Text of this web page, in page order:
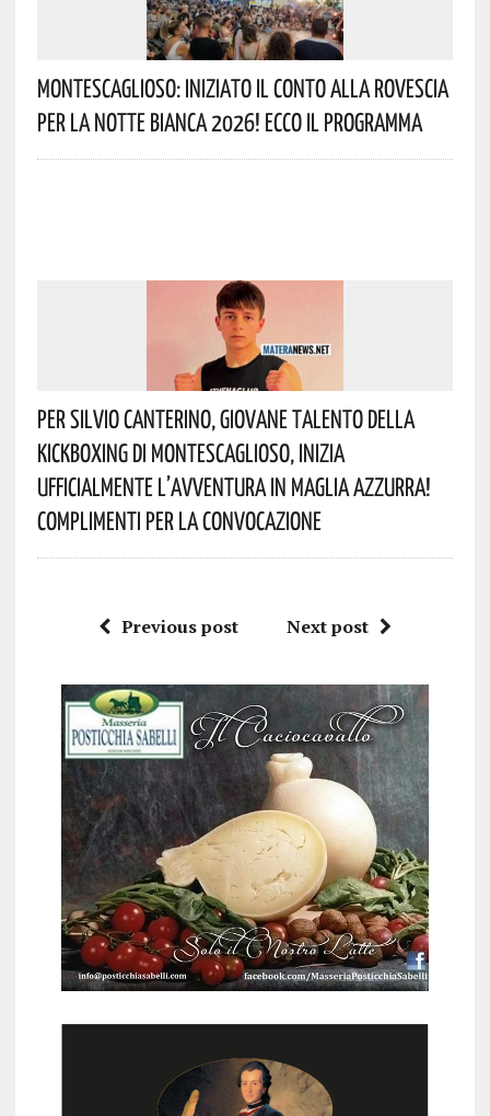
Montescaglioso: Iniziato Il Conto Alla Rovescia
Per La Notte Bianca 2026! Ecco Il Programma
Per Silvio Canterino, Giovane Talento Della
Kickboxing Di Montescaglioso, Inizia
Ufficialmente L’avventura In Maglia Azzurra!
Complimenti Per La Convocazione
Previous post Next post